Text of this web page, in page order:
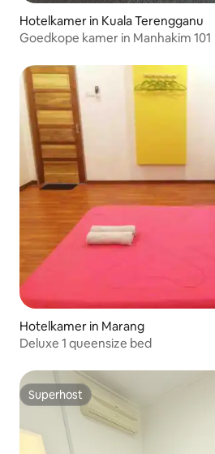
Hotelkamer in Kuala Terengganu
Goedkope kamer in Manhakim 101
Hotelkamer in Marang
Deluxe 1 queensize bed
Superhost
Superhost